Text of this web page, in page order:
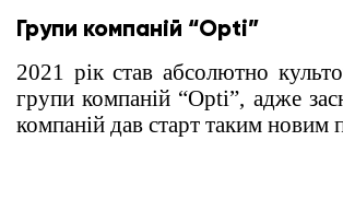
Групи компаній “Opti”
2021 рік став абсолютно
групи компаній “Opti”, адже
компаній дав старт таким новим